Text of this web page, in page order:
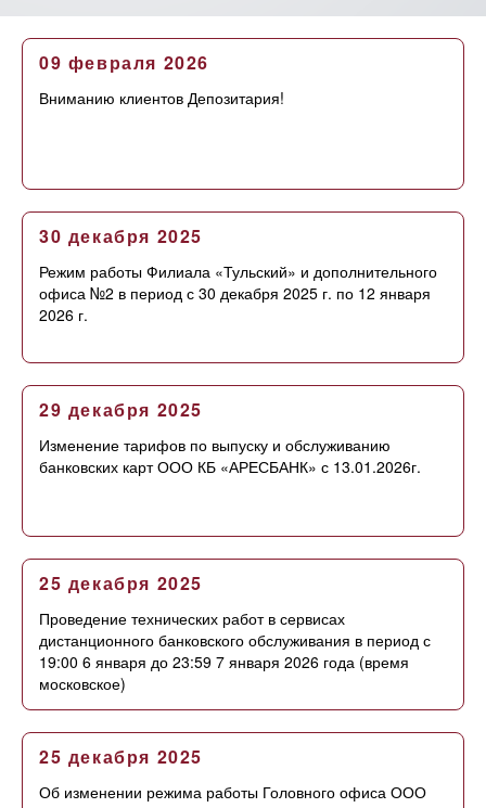
09 февраля 2026
Вниманию клиентов Депозитария!
30 декабря 2025
Режим работы Филиала «Тульский» и дополнительного
офиса №2 в период с 30 декабря 2025 г. по 12 января
2026 г.
29 декабря 2025
Изменение тарифов по выпуску и обслуживанию
банковских карт ООО КБ «АРЕСБАНК» с 13.01.2026г.
25 декабря 2025
Проведение технических работ в сервисах
дистанционного банковского обслуживания в период с
19:00 6 января до 23:59 7 января 2026 года (время
московское)
25 декабря 2025
Об изменении режима работы Головного офиса ООО